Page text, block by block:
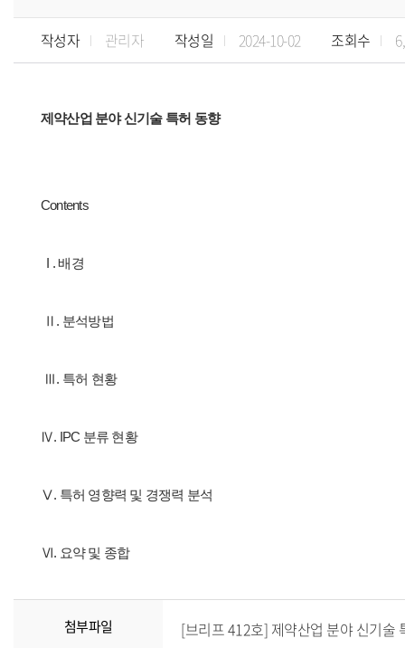
작성자 관리자 작성일 2024-10-02 조회수
제약산업 분야 신기술 특허 동향
Contents
I . 배경
Ⅱ. 분석방법
Ⅲ. 특허 현황
Ⅳ. IPC 분류 현황
Ⅴ. 특허 영향력 및 경쟁력 분석
Ⅵ. 요약 및 종합
첨부파일 [브리프 412호] 제약산업 분야 신기술